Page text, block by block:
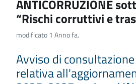
ANTICORRUZIONE
“Rischi corruttivi e
modificato 1 Anno fa.
Avviso di
relativa